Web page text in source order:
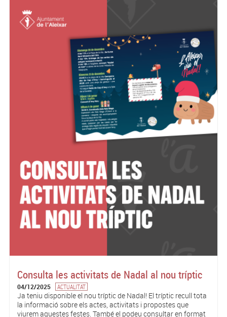
Consulta les activitats de Nadal al nou tríptic
04/12/2025 ACTUALITAT
Ja teniu disponible el nou tríptic de Nadal! El tríptic recull tota
la informació sobre els actes, activitats i propostes que
viurem aquestes festes. També el podeu consultar en format